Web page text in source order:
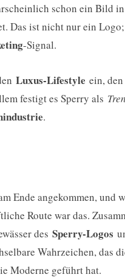
schon ein Bild
Das ist nicht nur ein
-Signal.
Luxus-Lifestyle ein,
festigt es Sperry als
.
Ende angekommen, und
Route war das.
des Sperry-Logos
Wahrzeichen, das
Moderne geführt hat.